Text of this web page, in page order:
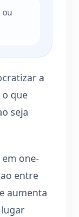
a
o que
seja
one-
entre
aumenta